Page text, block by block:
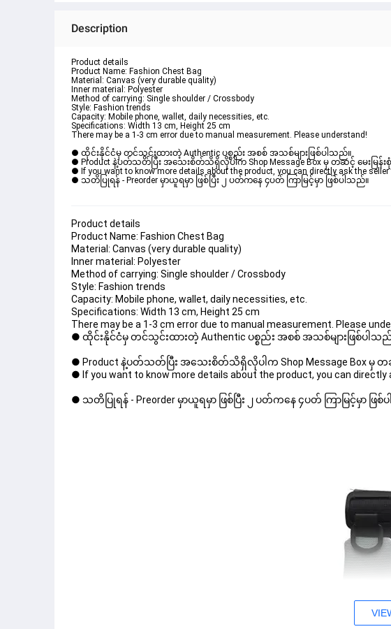
Description
Product details
Product Name: Fashion Chest Bag
Material: Canvas (very durable quality)
Inner material: Polyester
Method of carrying: Single shoulder / Crossbody
Style: Fashion trends
Capacity: Mobile phone, wallet, daily necessities, etc.
Specifications: Width 13 cm, Height 25 cm
There may be a 1-3 cm error due to manual measurement. Please understand!
● ထိုင်းနိုင်ငံမှ တင်သွင်းထားတဲ့ Authentic ပစ္စည်း အစစ် အသစ်များဖြစ်ပါသည်။
● Product နဲ့ပတ်သတ်ပြီး အသေးစိတ်သိရှိလိုပါက Shop Message Box မှ တဆင့် မေးမြန်
● If you want to know more details about the product, you can directly ask the
● သတိပြုရန် - Preorder မှာယူရမှာ ဖြစ်ပြီး ၂ ပတ်ကနေ ၄ပတ် ကြာမြင့်မှာ ဖြစ်ပါသည်။
Product details
Product Name: Fashion Chest Bag
Material: Canvas (very durable quality)
Inner material: Polyester
Method of carrying: Single shoulder / Crossbody
Style: Fashion trends
Capacity: Mobile phone, wallet, daily necessities, etc.
Specifications: Width 13 cm, Height 25 cm
There may be a 1-3 cm error due to manual measurement. Please
● ထိုင်းနိုင်ငံမှ တင်သွင်းထားတဲ့ Authentic ပစ္စည်း အစစ် အသစ်များဖြစ်ပါသ
● Product နဲ့ပတ်သတ်ပြီး အသေးစိတ်သိရှိလိုပါက Shop Message Box မှ တ
● If you want to know more details about the product, you can
● သတိပြုရန် - Preorder မှာယူရမှာ ဖြစ်ပြီး ၂ ပတ်ကနေ ၄ပတ် ကြာမြင့်မှာ ဖြ